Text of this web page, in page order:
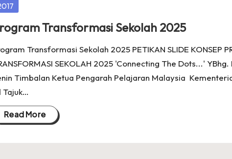
Transformasi Sekolah 2025
Transformasi Sekolah 2025 PETIKAN SLIDE KONSEP
SEKOLAH 2025 'Connecting The Dots...'
Timbalan Ketua Pengarah Pelajaran Malaysia
Tajuk…
Read More